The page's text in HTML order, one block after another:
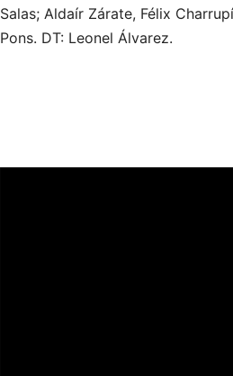
Salas; Aldaír Zárate, Félix
Pons. DT: Leonel Álvarez.